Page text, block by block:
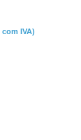
com IVA)